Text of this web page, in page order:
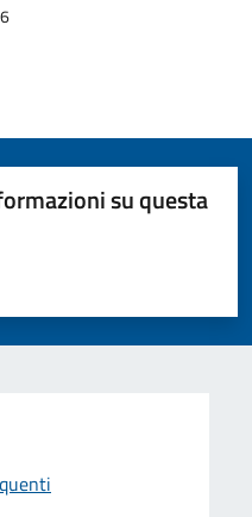
su questa
5